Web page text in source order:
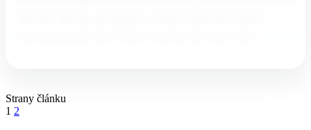
Strany článku
1 2